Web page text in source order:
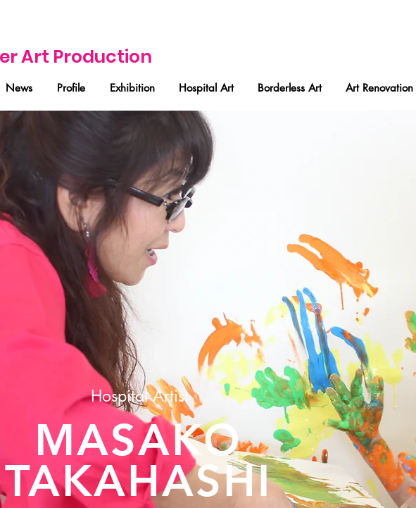
Art Production
News Profile Exhibition Hospital Art Borderless Art Art Renovation
MASAKO
TAKAHASHI
Hospital Artist